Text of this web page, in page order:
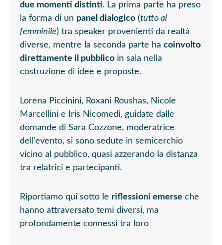
due momenti distinti. La prima parte ha preso
la forma di un panel dialogico (tutto al
femminile) tra speaker provenienti da realtà
diverse, mentre la seconda parte ha coinvolto
direttamente il pubblico in sala nella
costruzione di idee e proposte.
Lorena Piccinini, Roxani Roushas, Nicole
Marcellini e Iris Nicomedi, guidate dalle
domande di Sara Cozzone, moderatrice
dell’evento, si sono sedute in semicerchio
vicino al pubblico, quasi azzerando la distanza
tra relatrici e partecipanti.
Riportiamo qui sotto le riflessioni emerse che
hanno attraversato temi diversi, ma
profondamente connessi tra loro